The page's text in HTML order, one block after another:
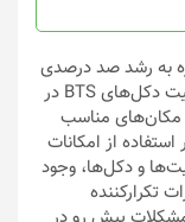
به رشد صد درصدی
مصرف اینترنت در دو سال گذشته، اشباع ظرفیت دکل‌های BTS در
مناسب
از امکانات
و دکل‌ها، وجود
تکرارکننده